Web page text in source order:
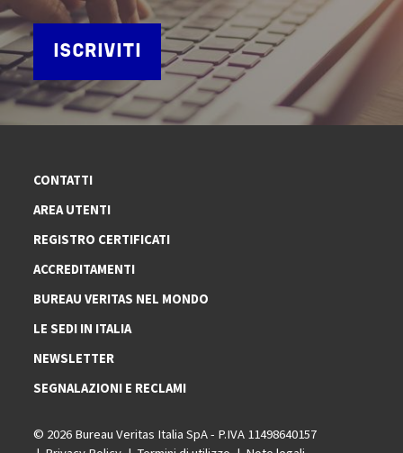
ISCRIVITI
CONTATTI
AREA UTENTI
REGISTRO CERTIFICATI
ACCREDITAMENTI
BUREAU VERITAS NEL MONDO
LE SEDI IN ITALIA
NEWSLETTER
SEGNALAZIONI E RECLAMI
© 2026 Bureau Veritas Italia SpA - P.IVA 11498640157